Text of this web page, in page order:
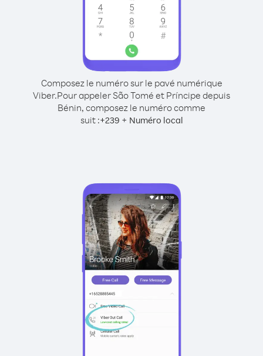
Composez le numéro sur le pavé numérique
Viber.Pour appeler São Tomé et Príncipe depuis
Bénin, composez le numéro comme
suit :+239 + Numéro local